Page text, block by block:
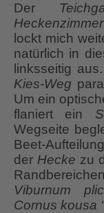
Der
Heckenzimmer
lockt mich
natürlich in
linksseitig
Kies-Weg
Um ein
flaniert ein
Wegseite
Beet-
der Hecke zu
Viburnum
Cornus kousa